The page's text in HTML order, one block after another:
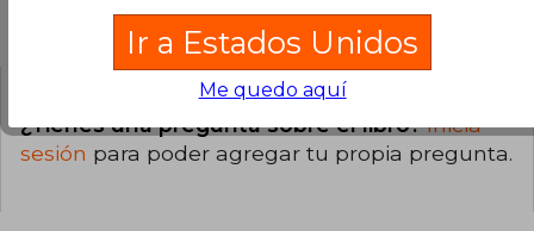
Preguntas y respuestas sobre el libro
¿Tienes una pregunta sobre el libro?Inicia
sesión para poder agregar tu propia pregunta.
Ir a Estados Unidos
Me quedo aquí